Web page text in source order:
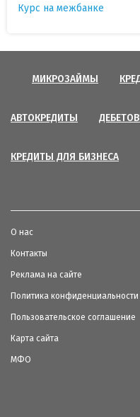
Курс на межбанке
МИКРОЗАЙМЫ
АВТОКРЕДИТЫ
КРЕДИТЫ ДЛЯ БИЗНЕСА
О нас
Контакты
Реклама на сайте
Политика конфиденциальности
Пользовательское соглашение
Карта сайта
МФО